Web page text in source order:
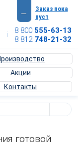
—
Заказ пока
пуст
8 800 555-63-13
8 812 748-21-32
info@texnoros.ru
Акции
Контакты
готовой